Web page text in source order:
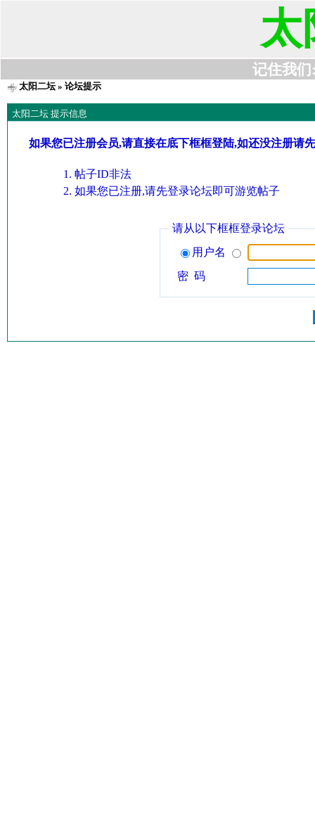
太
记住我们
太阳二坛» 论坛提示
太阳二坛 提示信息
如果您已注册会员,请直接在底下框框登陆,如还没注册请
帖子ID非法
如果您已注册,请先登录论坛即可游览帖子
请从以下框框登录论坛
用户名
密 码